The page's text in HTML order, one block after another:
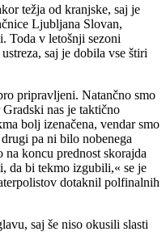
težja od kranjske, saj je
Ljubljana Slovan,
Toda v letošnji sezoni
saj je dobila vse štiri
pripravljeni. Natančno smo
nas je taktično
bolj izenačena, vendar smo
pa ni bilo nobenega
koncu prednost skorajda
da bi tekmo izgubili,« se je
dotaknil polfinalnih
saj še niso okusili slasti